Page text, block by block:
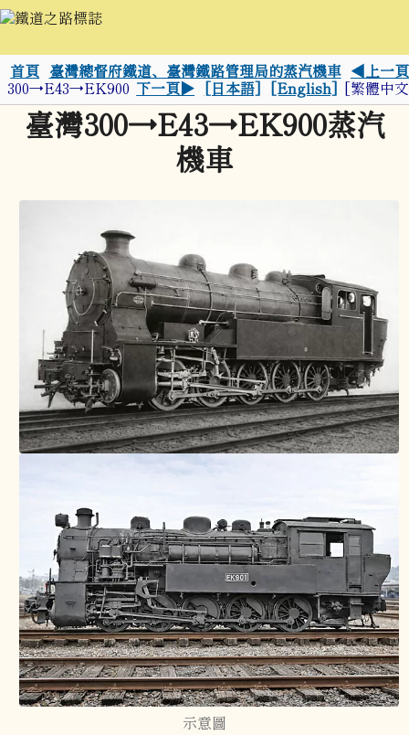
首頁 臺灣總督府鐵道、臺灣鐵路管理局的蒸汽機車 ◀上一頁
300→E43→EK900 下一頁▶ [日本語] [English] [繁體中
臺灣300→E43→EK900蒸汽
機車
示意圖